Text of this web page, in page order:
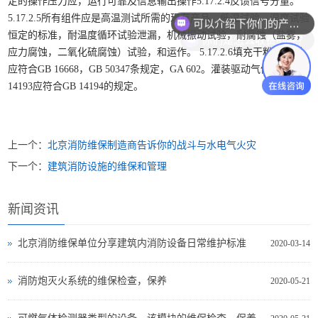
5.17.2.5所有组件应是高温测试所需的现有产品，低温试验，湿度试验
恒定的标准，耐温度循环试验泄漏，机械振动试验，耐腐蚀（盐雾，
应力腐蚀，二氧化硫腐蚀）试验，和运作。 5.17.2.6填充干粉灭火剂
应符合GB 16668，GB 50347条规定，GA 602。灌装驱动气体和GB
14193应符合GB 14194的规定。
上一个：北京消防维保制造商告诉你的战斗与水电气火灾
下一个： 建筑消防设施的维保和管理
新闻资讯
2020-03-14
北京消防维保单位分享建筑内消防设备日常维护标准
2020-05-21
消防炮灭火系统的维保检查，保养
可以介绍下你们的产品么？
你们是怎么收费的呢？